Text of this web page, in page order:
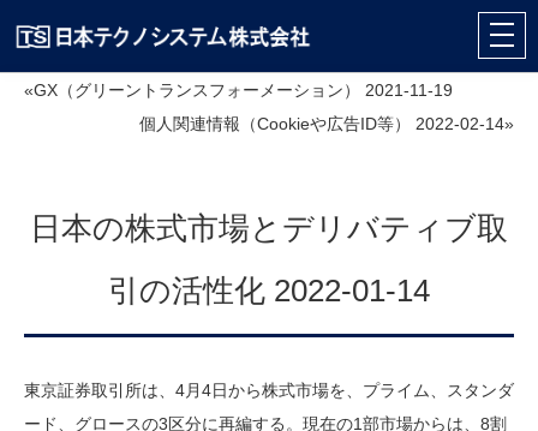
«GX（グリーントランスフォーメーション） 2021-11-19
個人関連情報（Cookieや広告ID等） 2022-02-14»
日本の株式市場とデリバティブ取
引の活性化 2022-01-14
東京証券取引所は、4月4日から株式市場を、プライム、スタンダ
ード、グロースの3区分に再編する。現在の1部市場からは、8割